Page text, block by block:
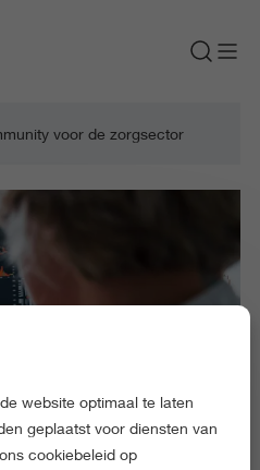
voor de zorgsector
website optimaal te laten
geplaatst voor diensten van
cookiebeleid op